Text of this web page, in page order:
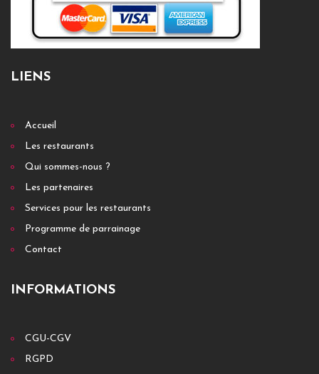
LIENS
Accueil
Les restaurants
Qui sommes-nous ?
Les partenaires
Services pour les restaurants
Programme de parrainage
Contact
INFORMATIONS
CGU-CGV
RGPD